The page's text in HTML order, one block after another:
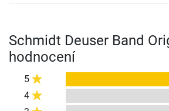
Schmidt Deuser Band
hodnocení
5
4